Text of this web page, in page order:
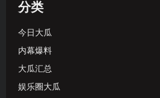
分类
今日大瓜
内幕爆料
大瓜汇总
娱乐圈大瓜